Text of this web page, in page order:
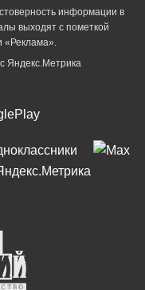
информации в
выходят с пометкой
«Реклама».
Яндекс.Метрика